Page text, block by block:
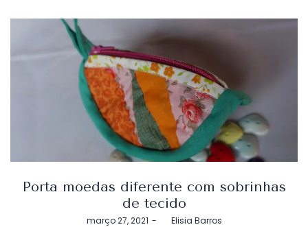
Porta moedas diferente com sobrinhas
de tecido
Postado
março 27, 2021 byElisia Barros